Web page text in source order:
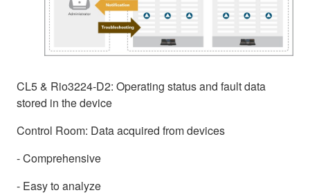
CL5 & Rio3224-D2: Operating status and fault data
stored in the device
Control Room: Data acquired from devices
- Comprehensive
- Easy to analyze